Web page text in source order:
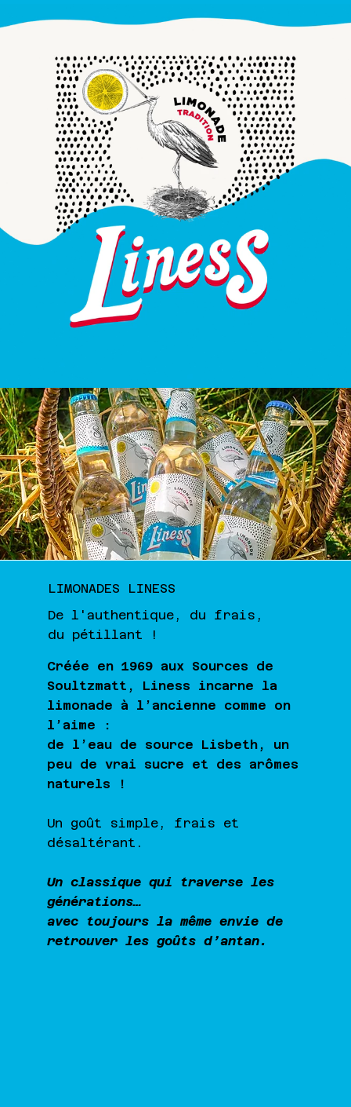
LIMONADES LINESS
De l'authentique, du frais,
du pétillant !
Créée en 1969 aux Sources de
Soultzmatt, Liness incarne la
limonade à l’ancienne comme on
l’aime :
de l’eau de source Lisbeth, un
peu de vrai sucre et des arômes
naturels !
Un goût simple, frais et
désaltérant.
Un classique qui traverse les
générations…
avec toujours la même envie de
retrouver les goûts d’antan.